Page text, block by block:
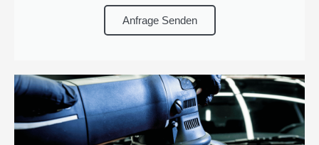
Anfrage Senden